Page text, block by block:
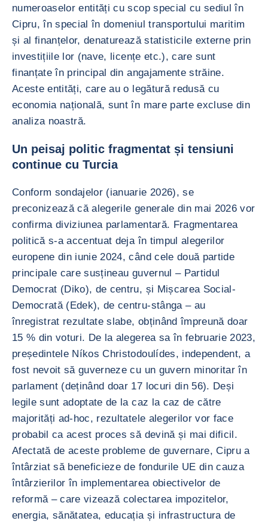
numeroaselor entități cu scop special cu sediul în
Cipru, în special în domeniul transportului maritim
și al finanțelor, denaturează statisticile externe prin
investițiile lor (nave, licențe etc.), care sunt
finanțate în principal din angajamente străine.
Aceste entități, care au o legătură redusă cu
economia națională, sunt în mare parte excluse din
analiza noastră.
Un peisaj politic fragmentat și tensiuni
continue cu Turcia
Conform sondajelor (ianuarie 2026), se
preconizează că alegerile generale din mai 2026 vor
confirma diviziunea parlamentară. Fragmentarea
politică s-a accentuat deja în timpul alegerilor
europene din iunie 2024, când cele două partide
principale care susțineau guvernul – Partidul
Democrat (Diko), de centru, și Mișcarea Social-
Democrată (Edek), de centru-stânga – au
înregistrat rezultate slabe, obținând împreună doar
15 % din voturi. De la alegerea sa în februarie 2023,
președintele Níkos Christodoulídes, independent, a
fost nevoit să guverneze cu un guvern minoritar în
parlament (deținând doar 17 locuri din 56). Deși
legile sunt adoptate de la caz la caz de către
majorități ad-hoc, rezultatele alegerilor vor face
probabil ca acest proces să devină și mai dificil.
Afectată de aceste probleme de guvernare, Cipru a
întârziat să beneficieze de fondurile UE din cauza
întârzierilor în implementarea obiectivelor de
reformă – care vizează colectarea impozitelor,
energia, sănătatea, educația și infrastructura de